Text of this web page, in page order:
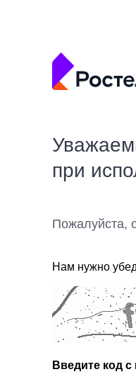
при
Пожалуйста,
Нам нужно
Введите код с